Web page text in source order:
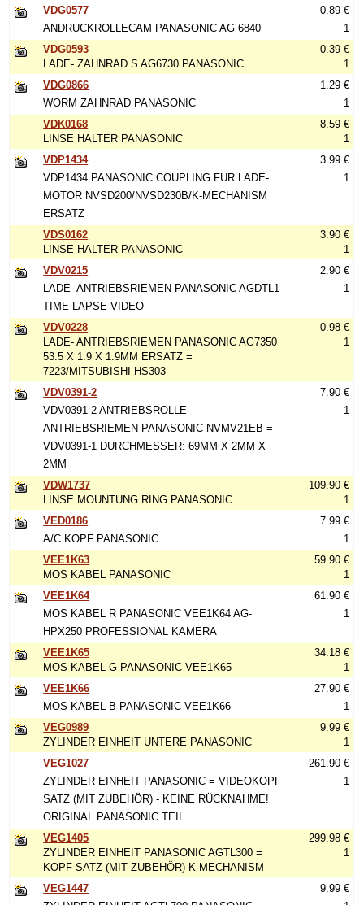
VDG0577
ANDRUCKROLLECAM PANASONIC AG 6840
0.89 €
1
VDG0593
LADE- ZAHNRAD S AG6730 PANASONIC
0.39 €
1
VDG0866
WORM ZAHNRAD PANASONIC
1.29 €
1
VDK0168
LINSE HALTER PANASONIC
8.59 €
1
VDP1434
VDP1434 PANASONIC COUPLING FÜR LADE-
MOTOR NVSD200/NVSD230B/K-MECHANISM
ERSATZ
3.99 €
1
VDS0162
LINSE HALTER PANASONIC
3.90 €
1
VDV0215
LADE- ANTRIEBSRIEMEN PANASONIC AGDTL1
TIME LAPSE VIDEO
2.90 €
1
VDV0228
LADE- ANTRIEBSRIEMEN PANASONIC AG7350
53.5 X 1.9 X 1.9MM ERSATZ =
7223/MITSUBISHI HS303
0.98 €
1
VDV0391-2
VDV0391-2 ANTRIEBSROLLE
ANTRIEBSRIEMEN PANASONIC NVMV21EB =
VDV0391-1 DURCHMESSER: 69MM X 2MM X
2MM
7.90 €
1
VDW1737
LINSE MOUNTUNG RING PANASONIC
109.90 €
1
VED0186
A/C KOPF PANASONIC
7.99 €
1
VEE1K63
MOS KABEL PANASONIC
59.90 €
1
VEE1K64
MOS KABEL R PANASONIC VEE1K64 AG-
HPX250 PROFESSIONAL KAMERA
61.90 €
1
VEE1K65
MOS KABEL G PANASONIC VEE1K65
34.18 €
1
VEE1K66
MOS KABEL B PANASONIC VEE1K66
27.90 €
1
VEG0989
ZYLINDER EINHEIT UNTERE PANASONIC
9.99 €
1
VEG1027
ZYLINDER EINHEIT PANASONIC = VIDEOKOPF
SATZ (MIT ZUBEHÖR) - KEINE RÜCKNAHME!
ORIGINAL PANASONIC TEIL
261.90 €
1
VEG1405
ZYLINDER EINHEIT PANASONIC AGTL300 =
KOPF SATZ (MIT ZUBEHÖR) K-MECHANISM
299.98 €
1
VEG1447
9.99 €